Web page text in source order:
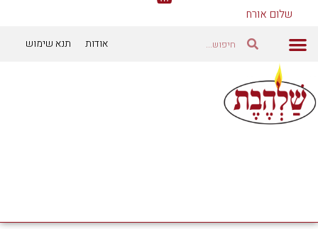
שלום אורח
אודות תנא שימוש